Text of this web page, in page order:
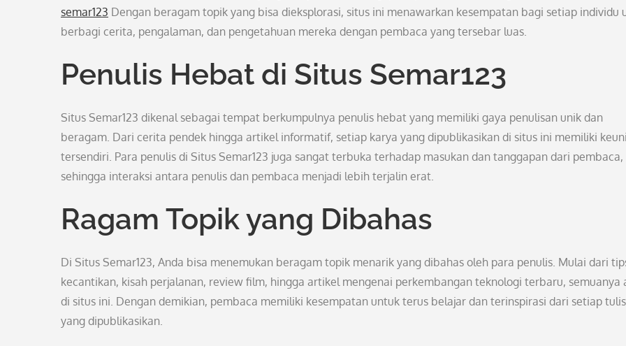
semar123 Dengan beragam topik yang bisa dieksplorasi, situs ini menawarkan kesempatan bagi setiap individu
berbagi cerita, pengalaman, dan pengetahuan mereka dengan pembaca yang tersebar luas.
Penulis Hebat di Situs Semar123
Situs Semar123 dikenal sebagai tempat berkumpulnya penulis hebat yang memiliki gaya penulisan unik dan
beragam. Dari cerita pendek hingga artikel informatif, setiap karya yang dipublikasikan di situs ini memiliki
tersendiri. Para penulis di Situs Semar123 juga sangat terbuka terhadap masukan dan tanggapan dari pembaca,
sehingga interaksi antara penulis dan pembaca menjadi lebih terjalin erat.
Ragam Topik yang Dibahas
Di Situs Semar123, Anda bisa menemukan beragam topik menarik yang dibahas oleh para penulis. Mulai dari
kecantikan, kisah perjalanan, review film, hingga artikel mengenai perkembangan teknologi terbaru, semuanya
di situs ini. Dengan demikian, pembaca memiliki kesempatan untuk terus belajar dan terinspirasi dari setiap
yang dipublikasikan.